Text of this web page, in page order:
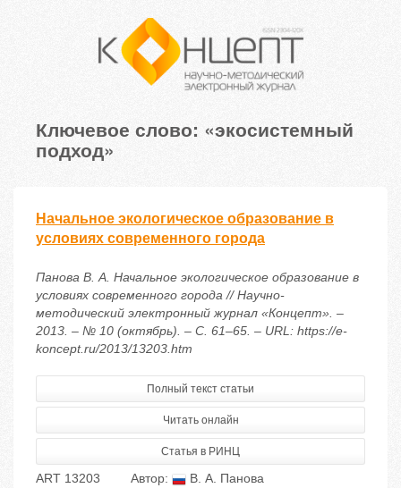
Ключевое слово: «экосистемный
подход»
Начальное экологическое образование в
условиях современного города
Панова В. А. Начальное экологическое образование в
условиях современного города // Научно-
методический электронный журнал «Концепт». –
2013. – № 10 (октябрь). – С. 61–65. – URL: https://e-
koncept.ru/2013/13203.htm
Полный текст статьи
Читать онлайн
Статья в РИНЦ
ART 13203 Автор:
В. А. Панова